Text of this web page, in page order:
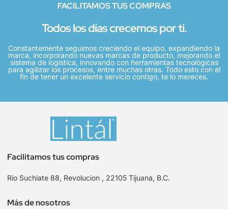
FACILITAMOS TUS COMPRAS
Todos los días crecemos por ti.
Constantemente seguimos creciendo el equipo, expandiendo la
marca, incorporando nuevas marcas de producto, mejorando el
sistema de logística, innovando con herramientas tecnológicas
para agilizar los procesos, entre muchas otras. Todo esto con el
fin de tener un excelente servicio contigo, te lo mereces.
Facilitamos tus compras
Rio Suchiate 88, Revolucion , 22105 Tijuana, B.C.
Más de nosotros